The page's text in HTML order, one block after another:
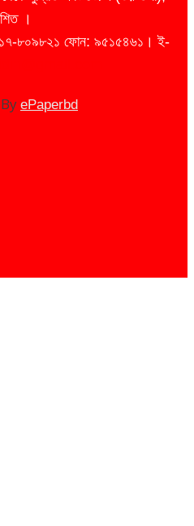
।
৮০৯৮২১ ফোন: ৯৫১৫৪৬১। ই-
ePaperbd